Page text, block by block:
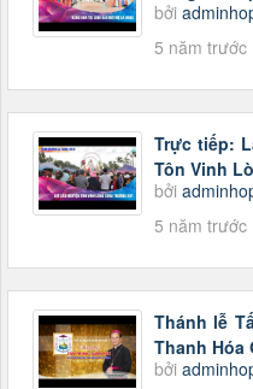
bởi
5 năm trước
Trực tiếp:
Tôn Vinh
bởi
5 năm trước
Thánh lễ
Thanh Hóa
bởi